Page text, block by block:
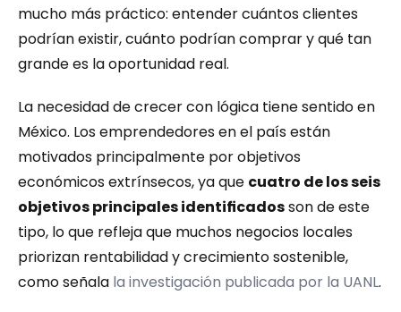
mucho más práctico: entender cuántos clientes
podrían existir, cuánto podrían comprar y qué tan
grande es la oportunidad real.
La necesidad de crecer con lógica tiene sentido en
México. Los emprendedores en el país están
motivados principalmente por objetivos
económicos extrínsecos, ya que cuatro de los seis
objetivos principales identificados son de este
tipo, lo que refleja que muchos negocios locales
priorizan rentabilidad y crecimiento sostenible,
como señala la investigación publicada por la UANL.